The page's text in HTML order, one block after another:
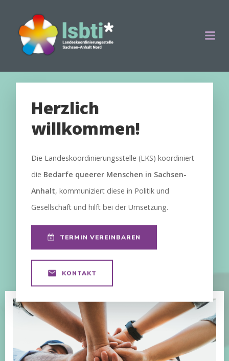
Herzlich
willkommen!
Die Landeskoordinierungsstelle (LKS) koordiniert
die Bedarfe queerer Menschen in Sachsen-
Anhalt, kommuniziert diese in Politik und
Gesellschaft und hilft bei der Umsetzung.
TERMIN VEREINBAREN
KONTAKT